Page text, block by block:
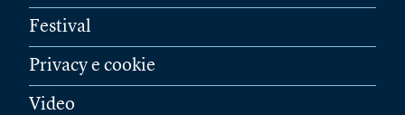
Festival
Privacy e cookie
Video